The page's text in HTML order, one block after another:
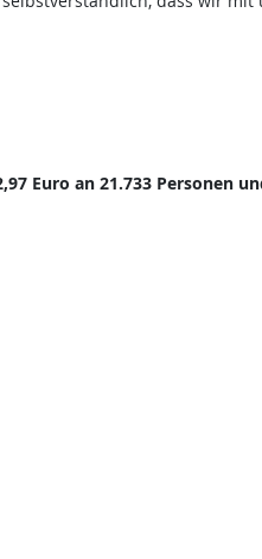
Euro an 21.733 Personen